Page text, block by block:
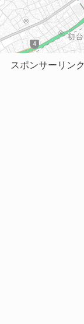
スポンサーリンク